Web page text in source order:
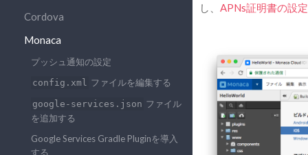
Cordova
Monaca
プッシュ通知の設定
config.xml ファイルを編集する
google-services.json ファイル
を追加する
Google Services Gradle Pluginを導入
する
し、 APNs証明書の設